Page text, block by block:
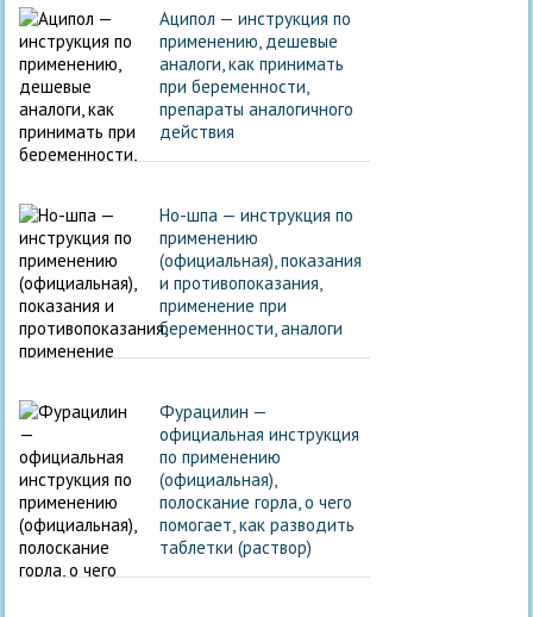
Аципол — инструкция по
применению, дешевые
аналоги, как принимать
при беременности,
препараты аналогичного
действия
Но-шпа — инструкция по
применению
(официальная), показания
и противопоказания,
применение при
беременности, аналоги
Фурацилин —
официальная инструкция
по применению
(официальная),
полоскание горла, о чего
помогает, как разводить
таблетки (раствор)